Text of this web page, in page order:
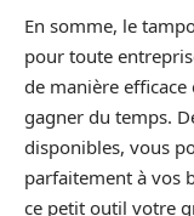
En somme, le
pour toute
de manière
gagner du temps.
disponibles, vous
parfaitement à vos
ce petit outil votre